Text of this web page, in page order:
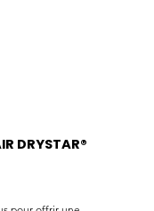
DRYSTAR®